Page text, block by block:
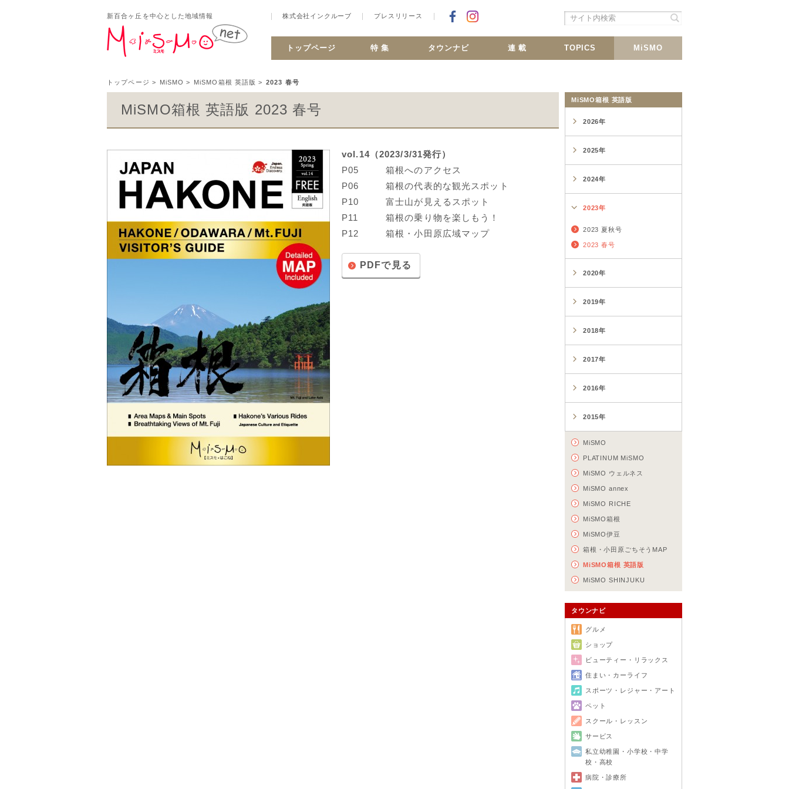
新百合ヶ丘を中心とした地域情報 株式会社インクルーブ プレスリリース Facebookでシェア
トップページ 特 集 タウンナビ 連 載 TOPICS MiSMO
トップページ > MiSMO > MiSMO箱根 英語版 > 2023 春号
MiSMO箱根 英語版
2026年
2025年
2024年
2023年
2023 夏秋号
2023 春号
2020年
2019年
2018年
2017年
2016年
2015年
MiSMO
PLATINUM MiSMO
MiSMO ウェルネス
MiSMO annex
MiSMO RICHE
MiSMO箱根
MiSMO伊豆
箱根・小田原ごちそうMAP
MiSMO箱根 英語版
MiSMO SHINJUKU
タウンナビ
グルメ
ショップ
ビューティー・リラックス
住まい・カーライフ
スポーツ・レジャー・アート
ペット
スクール・レッスン
サービス
私立幼稚園・小学校・中学
校・高校
病院・診療所
MiSMO箱根 英語版 2023 春号
vol.14（2023/3/31発行）
P05
P06
P10
箱根へのアクセス
箱根の代表的な観光スポット
富士山が見えるスポット
P11
箱根の乗り物を楽しもう！
P12
箱根・小田原広域マップ
PDFで見る